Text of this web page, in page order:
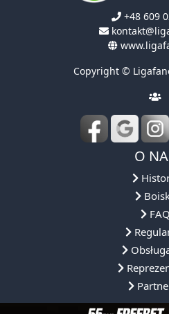
+48 609
Copyright ©
O
FAQ